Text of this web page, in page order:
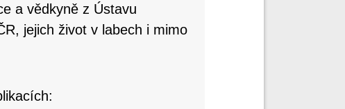
a vědkyně z Ústavu
jejich život v labech i mimo